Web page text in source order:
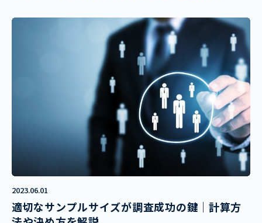
2023.06.01
適切なサンプルサイズが調査成功の鍵｜計算方